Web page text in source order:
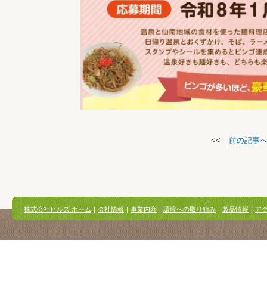
<< 前の記事へ
株式会社ヒルズ ホーム | 会社情報 | 事業内容 | 環境への取り組み | 製品情報 | ア